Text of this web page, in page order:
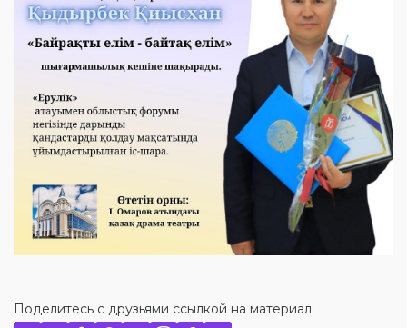
Поделитесь с друзьями ссылкой на материал: